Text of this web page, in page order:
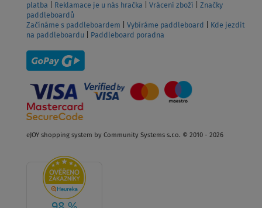
platba
Reklamace je u nás hračka Vrácení zboží
Značky
paddleboardů
Začínáme s paddleboardem
Vybíráme paddleboard
Kde jezdit
na paddleboardu
Paddleboard poradna
eJOY shopping system by Community Systems s.r.o. © 2010 - 2026